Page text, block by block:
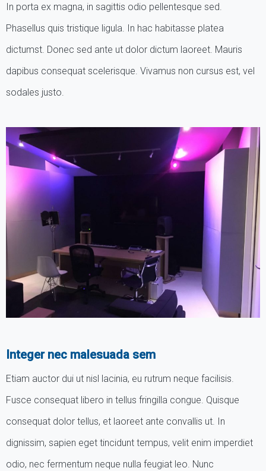
In porta ex magna, in sagittis odio pellentesque sed.
Phasellus quis tristique ligula. In hac habitasse platea
dictumst. Donec sed ante ut dolor dictum laoreet. Mauris
dapibus consequat scelerisque. Vivamus non cursus est, vel
sodales justo.
Integer nec malesuada sem
Etiam auctor dui ut nisl lacinia, eu rutrum neque facilisis.
Fusce consequat libero in tellus fringilla congue. Quisque
consequat dolor tellus, et laoreet ante convallis ut. In
dignissim, sapien eget tincidunt tempus, velit enim imperdiet
odio, nec fermentum neque nulla feugiat leo. Nunc